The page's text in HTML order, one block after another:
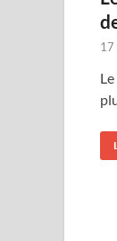
17